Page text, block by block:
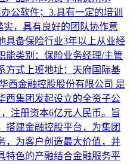
公软件；3.具有一定的培训
，具有良好的团队协作意
具备保险行业3年以上从业经
能类别：保险业务经理/主管
方式上班地址：天府国际基
西金融控股股份有限公司 是
西集团发起设立的全资子公
注册资本6亿元人民币。旨
搭建金融控股平台，为集团
，为客户创造最大价值，并
特色的产融结合金融服务平